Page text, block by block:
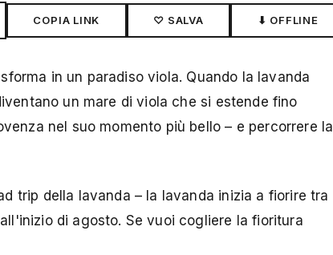
COPIA LINK ♡ SALVA ⬇ OFFLINE
in un paradiso viola. Quando la lavanda
un mare di viola che si estende fino
nel suo momento più bello – e percorrere la
trip della lavanda – la lavanda inizia a fiorire tra
di agosto. Se vuoi cogliere la fioritura